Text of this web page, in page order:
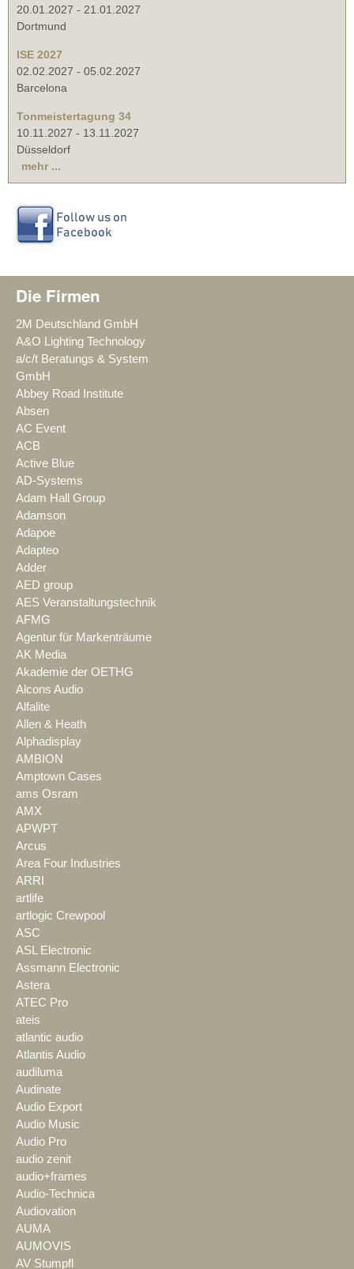
20.01.2027 - 21.01.2027
Dortmund
ISE 2027
02.02.2027 - 05.02.2027
Barcelona
Tonmeistertagung 34
10.11.2027 - 13.11.2027
Düsseldorf
mehr ...
Die Firmen
2M Deutschland GmbH
A&O Lighting Technology
a/c/t Beratungs & System
GmbH
Abbey Road Institute
Absen
AC Event
ACB
Active Blue
AD-Systems
Adam Hall Group
Adamson
Adapoe
Adapteo
Adder
AED group
AES Veranstaltungstechnik
AFMG
Agentur für Markenträume
AK Media
Akademie der OETHG
Alcons Audio
Alfalite
Allen & Heath
Alphadisplay
AMBION
Amptown Cases
ams Osram
AMX
APWPT
Arcus
Area Four Industries
ARRI
artlife
artlogic Crewpool
ASC
ASL Electronic
Assmann Electronic
Astera
ATEC Pro
ateis
atlantic audio
Atlantis Audio
audiluma
Audinate
Audio Export
Audio Music
Audio Pro
audio zenit
audio+frames
Audio-Technica
Audiovation
AUMA
AUMOVIS
AV Stumpfl